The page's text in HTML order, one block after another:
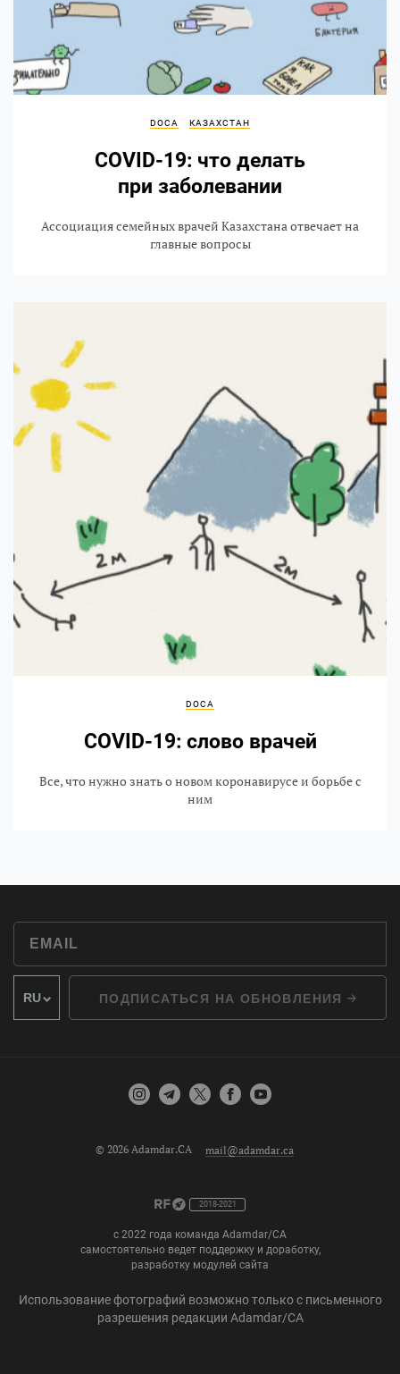
DOCA КАЗАХСТАН
COVID-19: что делать
при заболевании
Ассоциация семейных врачей Казахстана отвечает на
главные вопросы
DOCA
COVID-19: слово врачей
Все, что нужно знать о новом коронавирусе и борьбе с
ним
ПОДПИСАТЬСЯ НА ОБНОВЛЕНИЯ
© 2026 Adamdar.CA mail@adamdar.ca
2018-2021
с 2022 года команда Adamdar/CA
самостоятельно ведет поддержку и доработку,
разработку модулей сайта
Использование фотографий возможно только с письменного
разрешения редакции Adamdar/CA